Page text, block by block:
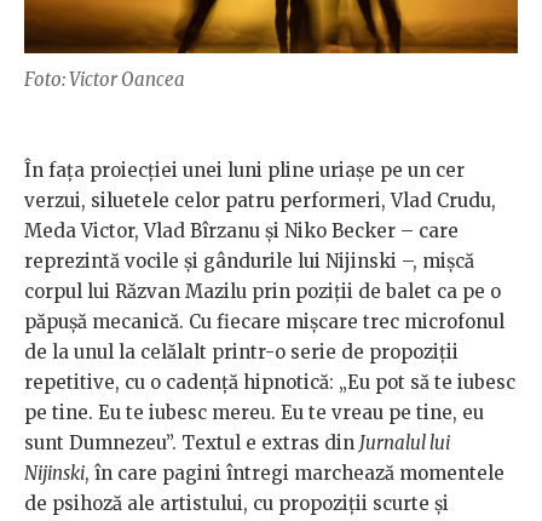
Foto: Victor Oancea
În fața proiecției unei luni pline uriașe pe un cer
verzui, siluetele celor patru performeri, Vlad Crudu,
Meda Victor, Vlad Bîrzanu și Niko Becker – care
reprezintă vocile și gândurile lui Nijinski –, mișcă
corpul lui Răzvan Mazilu prin poziții de balet ca pe o
păpușă mecanică. Cu fiecare mișcare trec microfonul
de la unul la celălalt printr-o serie de propoziții
repetitive, cu o cadență hipnotică: „Eu pot să te iubesc
pe tine. Eu te iubesc mereu. Eu te vreau pe tine, eu
sunt Dumnezeu”. Textul e extras din Jurnalul lui
Nijinski, în care pagini întregi marchează momentele
de psihoză ale artistului, cu propoziții scurte și